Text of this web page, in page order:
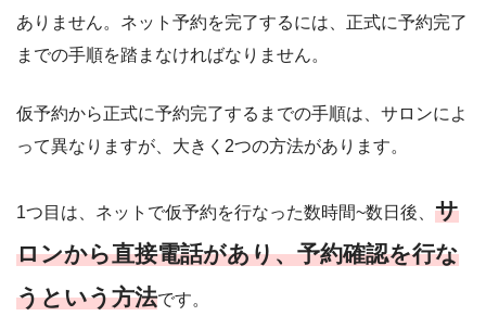
ありません。ネット予約を完了するには、正式に予約完了
までの手順を踏まなければなりません。
仮予約から正式に予約完了するまでの手順は、サロンによ
って異なりますが、大きく2つの方法があります。
1つ目は、ネットで仮予約を行なった数時間~数日後、 サ
ロンから直接電話があり、予約確認を行な
うという方法です。